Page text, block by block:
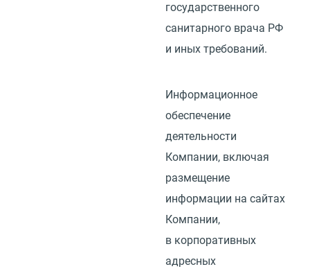
государственного
санитарного врача РФ
и иных требований.
Информационное
обеспечение
деятельности
Компании, включая
размещение
информации на сайтах
Компании,
в корпоративных
адресных